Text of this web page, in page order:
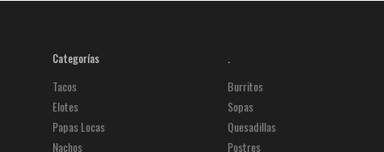
Categorías
Tacos
Elotes
Papas Locas
Nachos
.
Burritos
Sopas
Quesadillas
Postres